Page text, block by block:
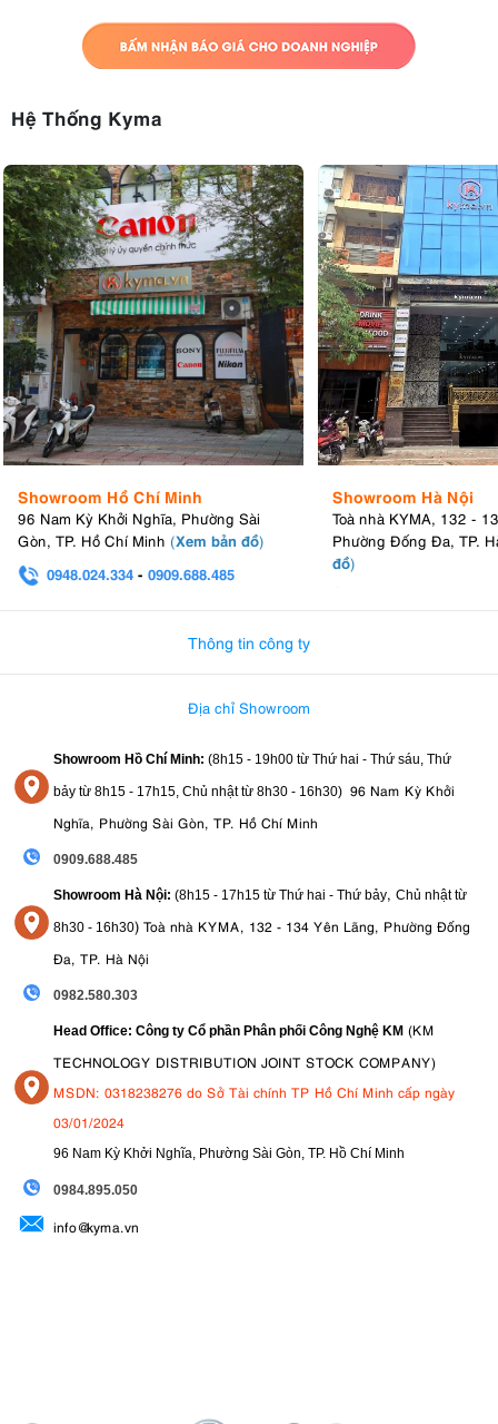
Hệ Thống Kyma
Showroom Hồ Chí Minh
96 Nam Kỳ Khởi Nghĩa, Phường Sài
Gòn, TP. Hồ Chí Minh (Xem bản đồ)
0948.024.334 - 0909.688.485
Showroom Hà Nội
Toà nhà KYMA, 132 -
Phường Đống Đa, TP.
đồ)
Thông tin công ty
Địa chỉ Showroom
Showroom Hồ Chí Minh: (8h15 - 19h00 từ Thứ hai - Thứ sáu, Thứ
bảy từ 8h15 - 17h15, Chủ nhật từ 8h30 - 16h30) 96 Nam Kỳ Khởi
Nghĩa, Phường Sài Gòn, TP. Hồ Chí Minh
0909.688.485
Showroom Hà Nội: (8h15 - 17h15 từ Thứ hai - Thứ bảy, Chủ nhật từ
8h30 - 16h30) Toà nhà KYMA, 132 - 134 Yên Lãng, Phường Đống
Đa, TP. Hà Nội
0982.580.303
Head Office: Công ty Cổ phần Phân phối Công Nghệ KM (KM
TECHNOLOGY DISTRIBUTION JOINT STOCK COMPANY)
MSDN: 0318238276 do Sở Tài chính TP Hồ Chí Minh cấp ngày
03/01/2024
96 Nam Kỳ Khởi Nghĩa, Phường Sài Gòn, TP. Hồ Chí Minh
0984.895.050
info@kyma.vn